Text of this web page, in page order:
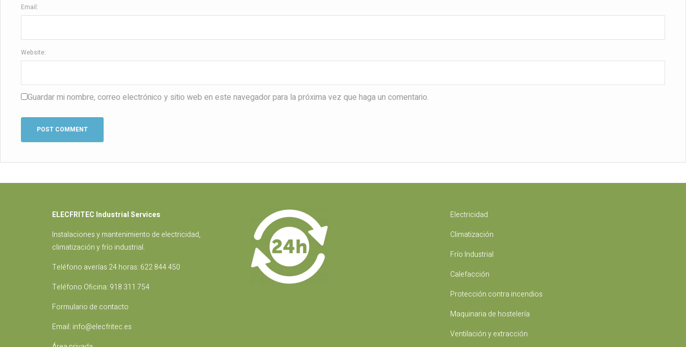
Email:
Website:
Guardar mi nombre, correo electrónico y sitio web en este navegador para la próxima vez que haga un comentario.
ELECFRITEC Industrial Services
Instalacionesy mantenimiento de electricidad,
climatización y frío industrial.
Teléfono averías 24 horas: 622 844 450
Teléfono Oficina: 918 311 754
Formulario de contacto
Email: info@elecfritec.es
Electricidad
Climatización
Frío Industrial
Calefacción
Protección contra incendios
Maquinaria de hostelería
Ventilación y extracción